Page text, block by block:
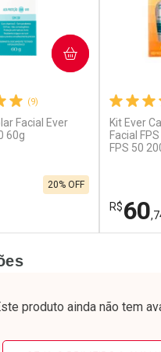
(9)
Facial Ever
60g
20% OFF
COMPRAR
Kit Ever
Facial
FPS 50
R$60
Por
produto ainda não tem